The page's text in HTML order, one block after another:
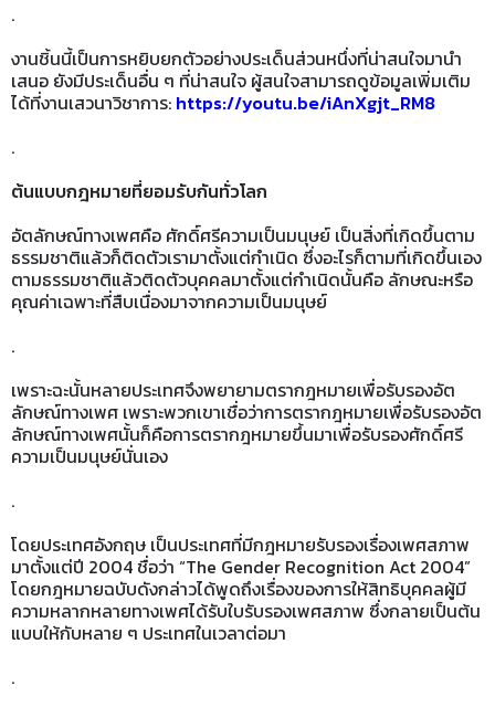
.
งานชิ้นนี้เป็นการหยิบยกตัวอย่างประเด็นส่วนหนึ่งที่น่าสนใจมานำ
เสนอ ยังมีประเด็นอื่น ๆ ที่น่าสนใจ ผู้สนใจสามารถดูข้อมูลเพิ่มเติม
ได้ที่งานเสวนาวิชาการ: https://youtu.be/iAnXgjt_RM8
.
ต้นแบบกฎหมายที่ยอมรับกันทั่วโลก
อัตลักษณ์ทางเพศคือ ศักดิ์ศรีความเป็นมนุษย์ เป็นสิ่งที่เกิดขึ้นตาม
ธรรมชาติแล้วก็ติดตัวเรามาตั้งแต่กำเนิด ซึ่งอะไรก็ตามที่เกิดขึ้นเอง
ตามธรรมชาติแล้วติดตัวบุคคลมาตั้งแต่กำเนิดนั้นคือ ลักษณะหรือ
คุณค่าเฉพาะที่สืบเนื่องมาจากความเป็นมนุษย์
.
เพราะฉะนั้นหลายประเทศจึงพยายามตรากฎหมายเพื่อรับรองอัต
ลักษณ์ทางเพศ เพราะพวกเขาเชื่อว่าการตรากฎหมายเพื่อรับรองอัต
ลักษณ์ทางเพศนั้นก็คือการตรากฎหมายขึ้นมาเพื่อรับรองศักดิ์ศรี
ความเป็นมนุษย์นั่นเอง
.
โดยประเทศอังกฤษ เป็นประเทศที่มีกฎหมายรับรองเรื่องเพศสภาพ
มาตั้งแต่ปี 2004 ชื่อว่า “The Gender Recognition Act 2004”
โดยกฎหมายฉบับดังกล่าวได้พูดถึงเรื่องของการให้สิทธิบุคคลผู้มี
ความหลากหลายทางเพศได้รับใบรับรองเพศสภาพ ซึ่งกลายเป็นต้น
แบบให้กับหลาย ๆ ประเทศในเวลาต่อมา
.